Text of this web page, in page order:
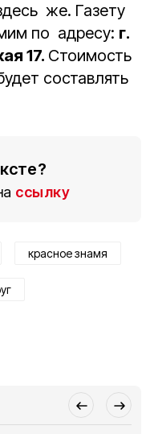
же. Газету
по адресу: г.
17. Стоимость
составлять
ссылку
красное знамя